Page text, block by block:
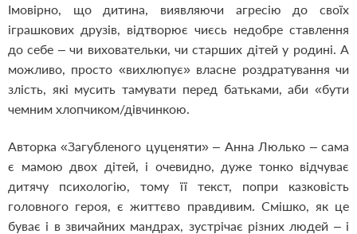
Імовірно, що дитина, виявляючи агресію до своїх
іграшкових друзів, відтворює чиєсь недобре ставлення
до себе – чи виховательки, чи старших дітей у родині. А
можливо, просто «вихлюпує» власне роздратування чи
злість, які мусить тамувати перед батьками, аби «бути
чемним хлопчиком/дівчинкою.
Авторка «Загубленого цуценяти» – Анна Люлько – сама
є мамою двох дітей, і очевидно, дуже тонко відчуває
дитячу психологію, тому її текст, попри казковість
головного героя, є життєво правдивим. Смішко, як це
буває і в звичайних мандрах, зустрічає різних людей – і